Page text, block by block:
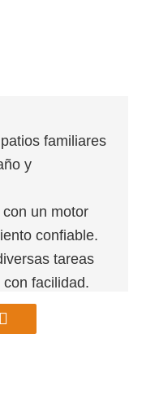
familiares
y
un motor
confiable.
tareas
facilidad.
mecánicos
almacenes.